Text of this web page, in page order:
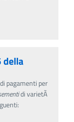
della
pagamenti per
di varietÃ